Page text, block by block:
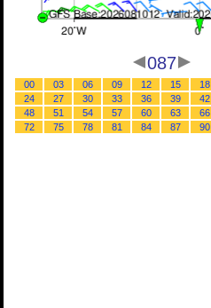
087
00 03 06 09 12 15 18
24
27 30 33 36 39 42
48
51 54 57 60 63 66
72
75 78 81 84 87 90